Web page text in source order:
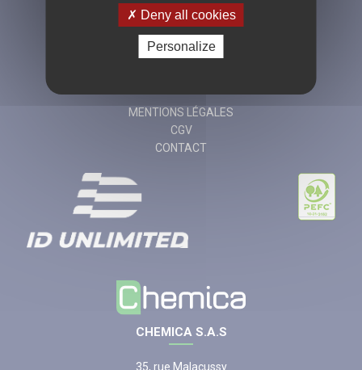
04 77 49 20 90
MENTIONS LÉGALES
CGV
CONTACT
CHEMICA S.A.S
35, rue Malacussy
Deny all cookies
Personalize